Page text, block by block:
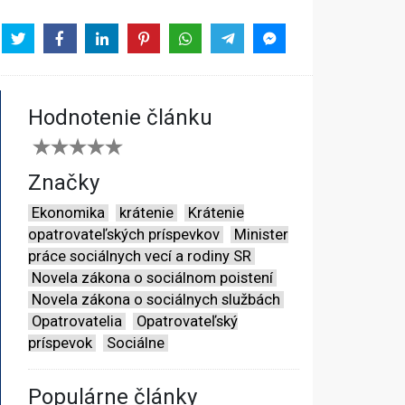
Hodnotenie článku
Značky
Ekonomika krátenie
Krátenie
opatrovateľských príspevkov
Minister
práce sociálnych vecí a rodiny SR
Novela zákona o sociálnom poistení
Novela zákona o sociálnych službách
Opatrovatelia
Opatrovateľský
príspevok
Sociálne
Populárne články